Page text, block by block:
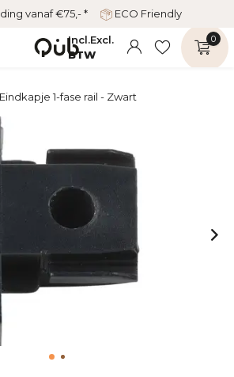
vanaf €75,- * ECO Friendly
Incl.Excl.
BTW
0
Eindkapje 1-fase rail - Zwart